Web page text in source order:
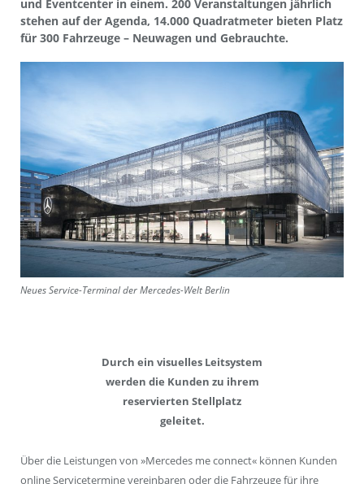
und Eventcenter in einem. 200 Veranstaltungen jährlich
stehen auf der Agenda, 14.000 Quadratmeter bieten Platz
für 300 Fahrzeuge – Neuwagen und Gebrauchte.
Neues Service-Terminal der Mercedes-Welt Berlin
Durch ein visuelles Leitsystem
werden die Kunden zu ihrem
reservierten Stellplatz
geleitet.
Über die Leistungen von »Mercedes me connect« können Kunden
online Servicetermine vereinbaren oder die Fahrzeuge für ihre